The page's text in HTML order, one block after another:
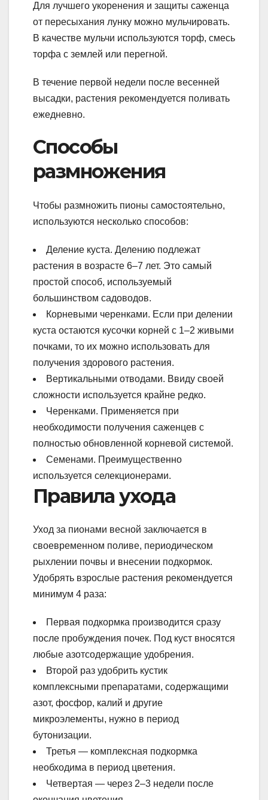
Для лучшего укоренения и защиты саженца
от пересыхания лунку можно мульчировать.
В качестве мульчи используются торф, смесь
торфа с землей или перегной.
В течение первой недели после весенней
высадки, растения рекомендуется поливать
ежедневно.
Способы
размножения
Чтобы размножить пионы самостоятельно,
используются несколько способов:
Деление куста. Делению подлежат
растения в возрасте 6–7 лет. Это самый
простой способ, используемый
большинством садоводов.
Корневыми черенками. Если при делении
куста остаются кусочки корней с 1–2 живыми
почками, то их можно использовать для
получения здорового растения.
Вертикальными отводами. Ввиду своей
сложности используется крайне редко.
Черенками. Применяется при
необходимости получения саженцев с
полностью обновленной корневой системой.
Семенами. Преимущественно
используется селекционерами.
Правила ухода
Уход за пионами весной заключается в
своевременном поливе, периодическом
рыхлении почвы и внесении подкормок.
Удобрять взрослые растения рекомендуется
минимум 4 раза:
Первая подкормка производится сразу
после пробуждения почек. Под куст вносятся
любые азотсодержащие удобрения.
Второй раз удобрить кустик
комплексными препаратами, содержащими
азот, фосфор, калий и другие
микроэлементы, нужно в период
бутонизации.
Третья — комплексная подкормка
необходима в период цветения.
Четвертая — через 2–3 недели после